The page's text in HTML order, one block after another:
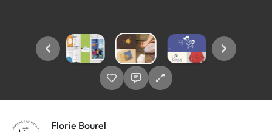
Florie Bourel